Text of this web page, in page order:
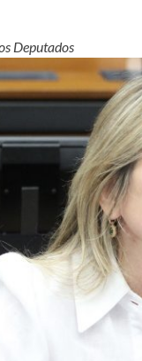
Deputados